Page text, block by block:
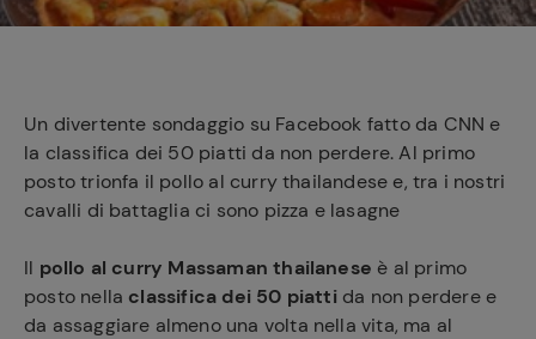
Un divertente sondaggio su Facebook fatto da CNN e
la classifica dei 50 piatti da non perdere. Al primo
posto trionfa il pollo al curry thailandese e, tra i nostri
cavalli di battaglia ci sono pizza e lasagne
Il pollo al curry Massaman thailanese è al primo
posto nella classifica dei 50 piattida non perdere e
da assaggiare almeno una volta nella vita, ma al